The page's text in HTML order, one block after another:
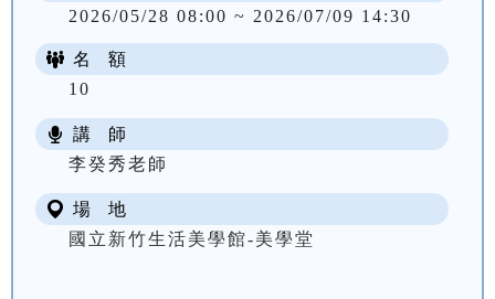
2026/05/28 08:00 ~ 2026/07/09 14:30
名 額
10
講 師
李癸秀老師
場 地
國立新竹生活美學館-美學堂